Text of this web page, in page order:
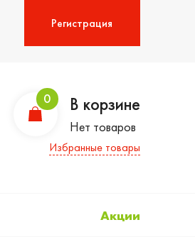
Регистрация
0 В корзине
Нет товаров
Избранные товары
Акции